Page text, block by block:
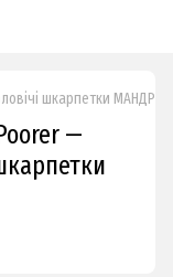
шкарпетки
—